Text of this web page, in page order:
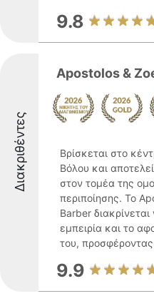
9.8
Διακριθέντες
Apostolos &
Βρίσκεται στο
Βόλου και
στον τομέα της
περιποίησης. Το
Barber
εμπειρία και το
του,
9.9